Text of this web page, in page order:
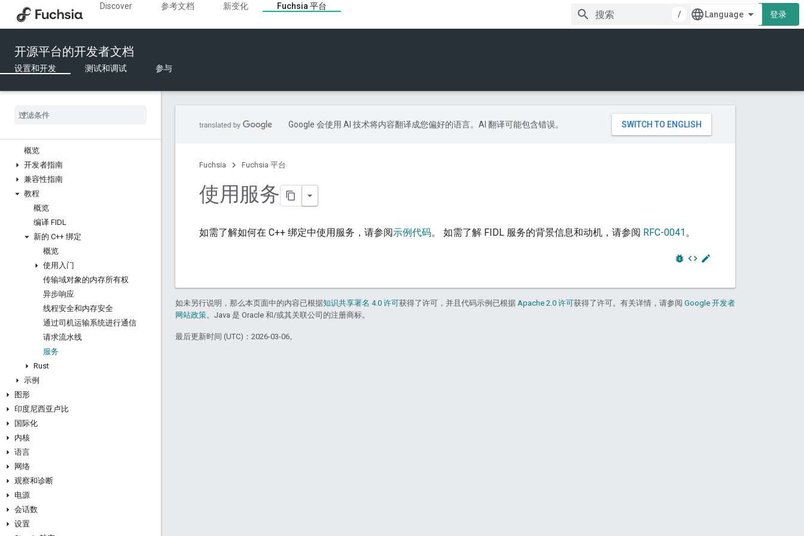
Discover 参考文档 新变化
Fuchsia 平台
/
登录
开源平台的开发者文档
设置和开发 测试和调试 参与
编写代码
音频
蓝牙
组件
FFX
概览
开发者指南
兼容性指南
教程
概览
编译 FIDL
新的 C++ 绑定
概览
使用入门
传输域对象的内存所有权
异步响应
线程安全和内存安全
通过司机运输系统进行通信
请求流水线
服务
Rust
示例
图形
印度尼西亚卢比
国际化
内核
语言
网络
观察和诊断
电源
会话数
设置
Google 会使用 AI 技术将内容翻译成您偏好的语言。AI 翻译可能包含错误。
Fuchsia Fuchsia 平台
使用服务
如需了解如何在 C++ 绑定中使用服务，请参阅示例代码。 如需了解 FIDL 服务的背景信息和动机，请参阅 RFC-0041。
bug_report code edit
如未另行说明，那么本页面中的内容已根据知识共享署名 4.0 许可获得了许可，并且代码示例已根据 Apache 2.0 许可获得了许可。有关详情，请参阅 Google 开发者
网站政策。Java 是 Oracle 和/或其关联公司的注册商标。
最后更新时间 (UTC)：2026-03-06。